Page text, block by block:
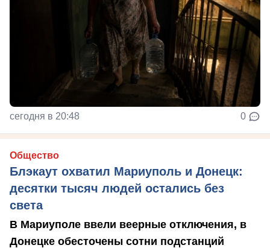
сегодня в 20:48 0
Общество
Блэкаут охватил Мариуполь и Донецк:
десятки тысяч людей остались без
света
В Мариуполе ввели веерные отключения, в
Донецке обесточены сотни подстанций